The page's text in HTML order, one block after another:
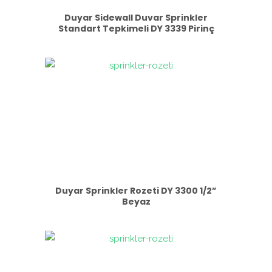
Duyar Sidewall Duvar Sprinkler
Standart Tepkimeli DY 3339 Pirinç
Duyar Sprinkler Rozeti DY 3300 1/2”
Beyaz